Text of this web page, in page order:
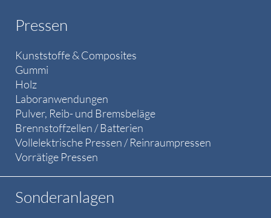
Pressen
Kunststoffe & Composites
Gummi
Holz
Laboranwendungen
Pulver, Reib- und Bremsbeläge
Brennstoffzellen / Batterien
Vollelektrische Pressen / Reinraumpressen
Vorrätige Pressen
Sonderanlagen